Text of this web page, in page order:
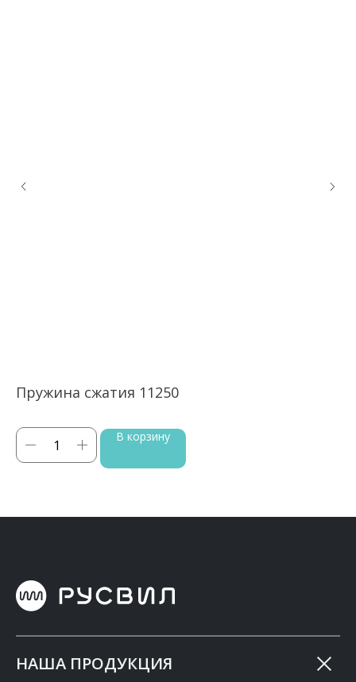
Пружина сжатия 11250
В корзину
НАША ПРОДУКЦИЯ